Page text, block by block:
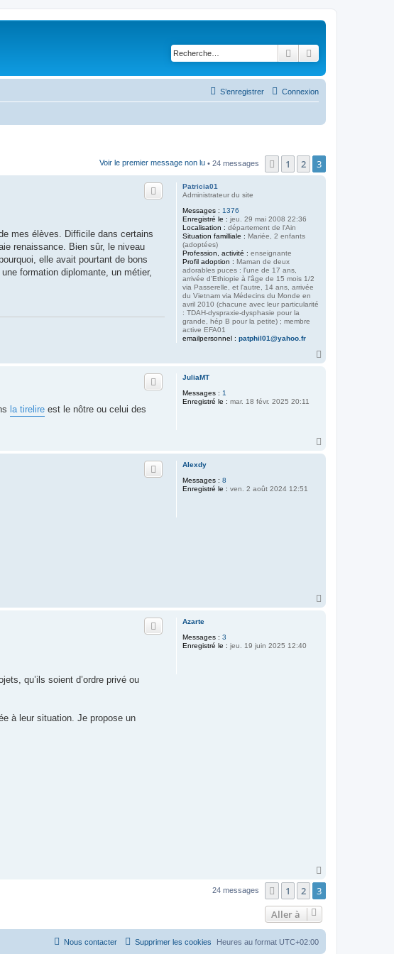
Rechercher
Connexion
S’enregistrer
Voir le premier message non lu • 24 messages Précédente
1 2 3
Patricia01
Administrateur du site
Messages : 1376
Enregistré le : jeu. 29 mai 2008 22:36
Localisation : département de l'Ain
Situation familliale : Mariée, 2 enfants
(adoptées)
Profession, activité : enseignante
Profil adoption : Maman de deux
adorables puces : l'une de 17 ans,
arrivée d'Ethiopie à l'âge de 15 mois 1/2
via Passerelle, et l'autre, 14 ans, arrivée
du Vietnam via Médecins du Monde en
avril 2010 (chacune avec leur particularité
: TDAH-dyspraxie-dysphasie pour la
grande, hép B pour la petite) ; membre
active EFA01
emailpersonnel : patphil01@yahoo.fr
mes élèves. Difficile dans certains
renaissance. Bien sûr, le niveau
elle avait pourtant de bons
formation diplomante, un métier,
JuliaMT
Messages : 1
Enregistré le : mar. 18 févr. 2025 20:11
la tirelire est le nôtre ou celui des
Alexdy
Messages : 8
Enregistré le : ven. 2 août 2024 12:51
Azarte
Messages : 3
Enregistré le : jeu. 19 juin 2025 12:40
qu’ils soient d’ordre privé ou
à leur situation. Je propose un
t
24 messages Précédente
1 2 3
Aller à
Heures au format UTC+02:00
Supprimer les cookies
Nous contacter